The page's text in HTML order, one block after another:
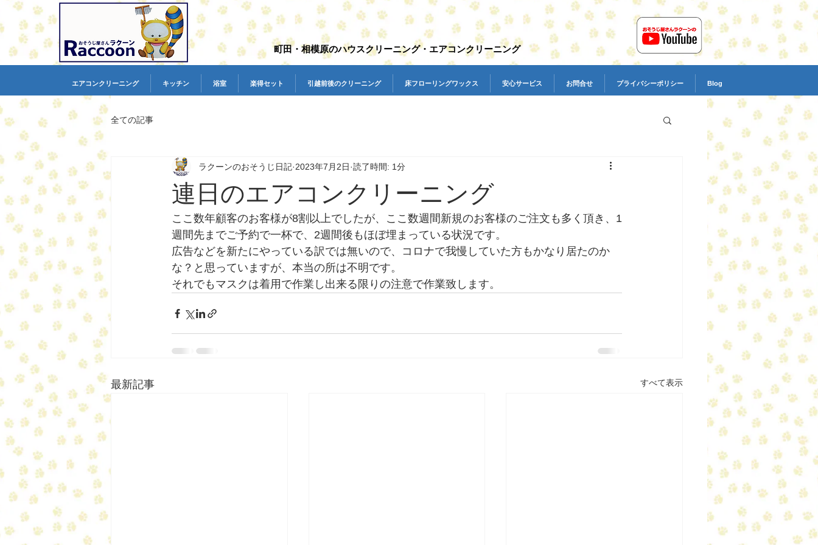
町田・相模原のハウスクリーニング・エアコンクリーニング
エアコンクリーニング キッチン 浴室 楽得セット 引越前後のクリーニング 床フローリングワックス 安心サービス お問合せ プライバシーポリシー Blog
全ての記事
連日のエアコンクリーニング
ラクーンのおそうじ日記 2023年7月2日 読了時間: 1分
ここ数年顧客のお客様が8割以上でしたが、ここ数週間新規のお客様のご注文も多く頂き、1
週間先までご予約で一杯で、2週間後もほぼ埋まっている状況です。
広告などを新たにやっている訳では無いので、コロナで我慢していた方もかなり居たのか
な？と思っていますが、本当の所は不明です。
それでもマスクは着用で作業し出来る限りの注意で作業致します。
最新記事 すべて表示